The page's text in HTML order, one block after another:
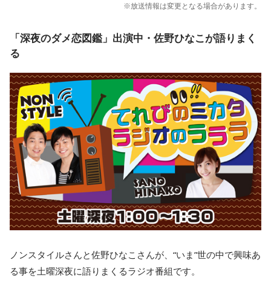
※放送情報は変更となる場合があります。
「深夜のダメ恋図鑑」出演中・佐野ひなこが語りまく
る
ノンスタイルさんと佐野ひなこさんが、“いま”世の中で興味あ
る事を土曜深夜に語りまくるラジオ番組です。